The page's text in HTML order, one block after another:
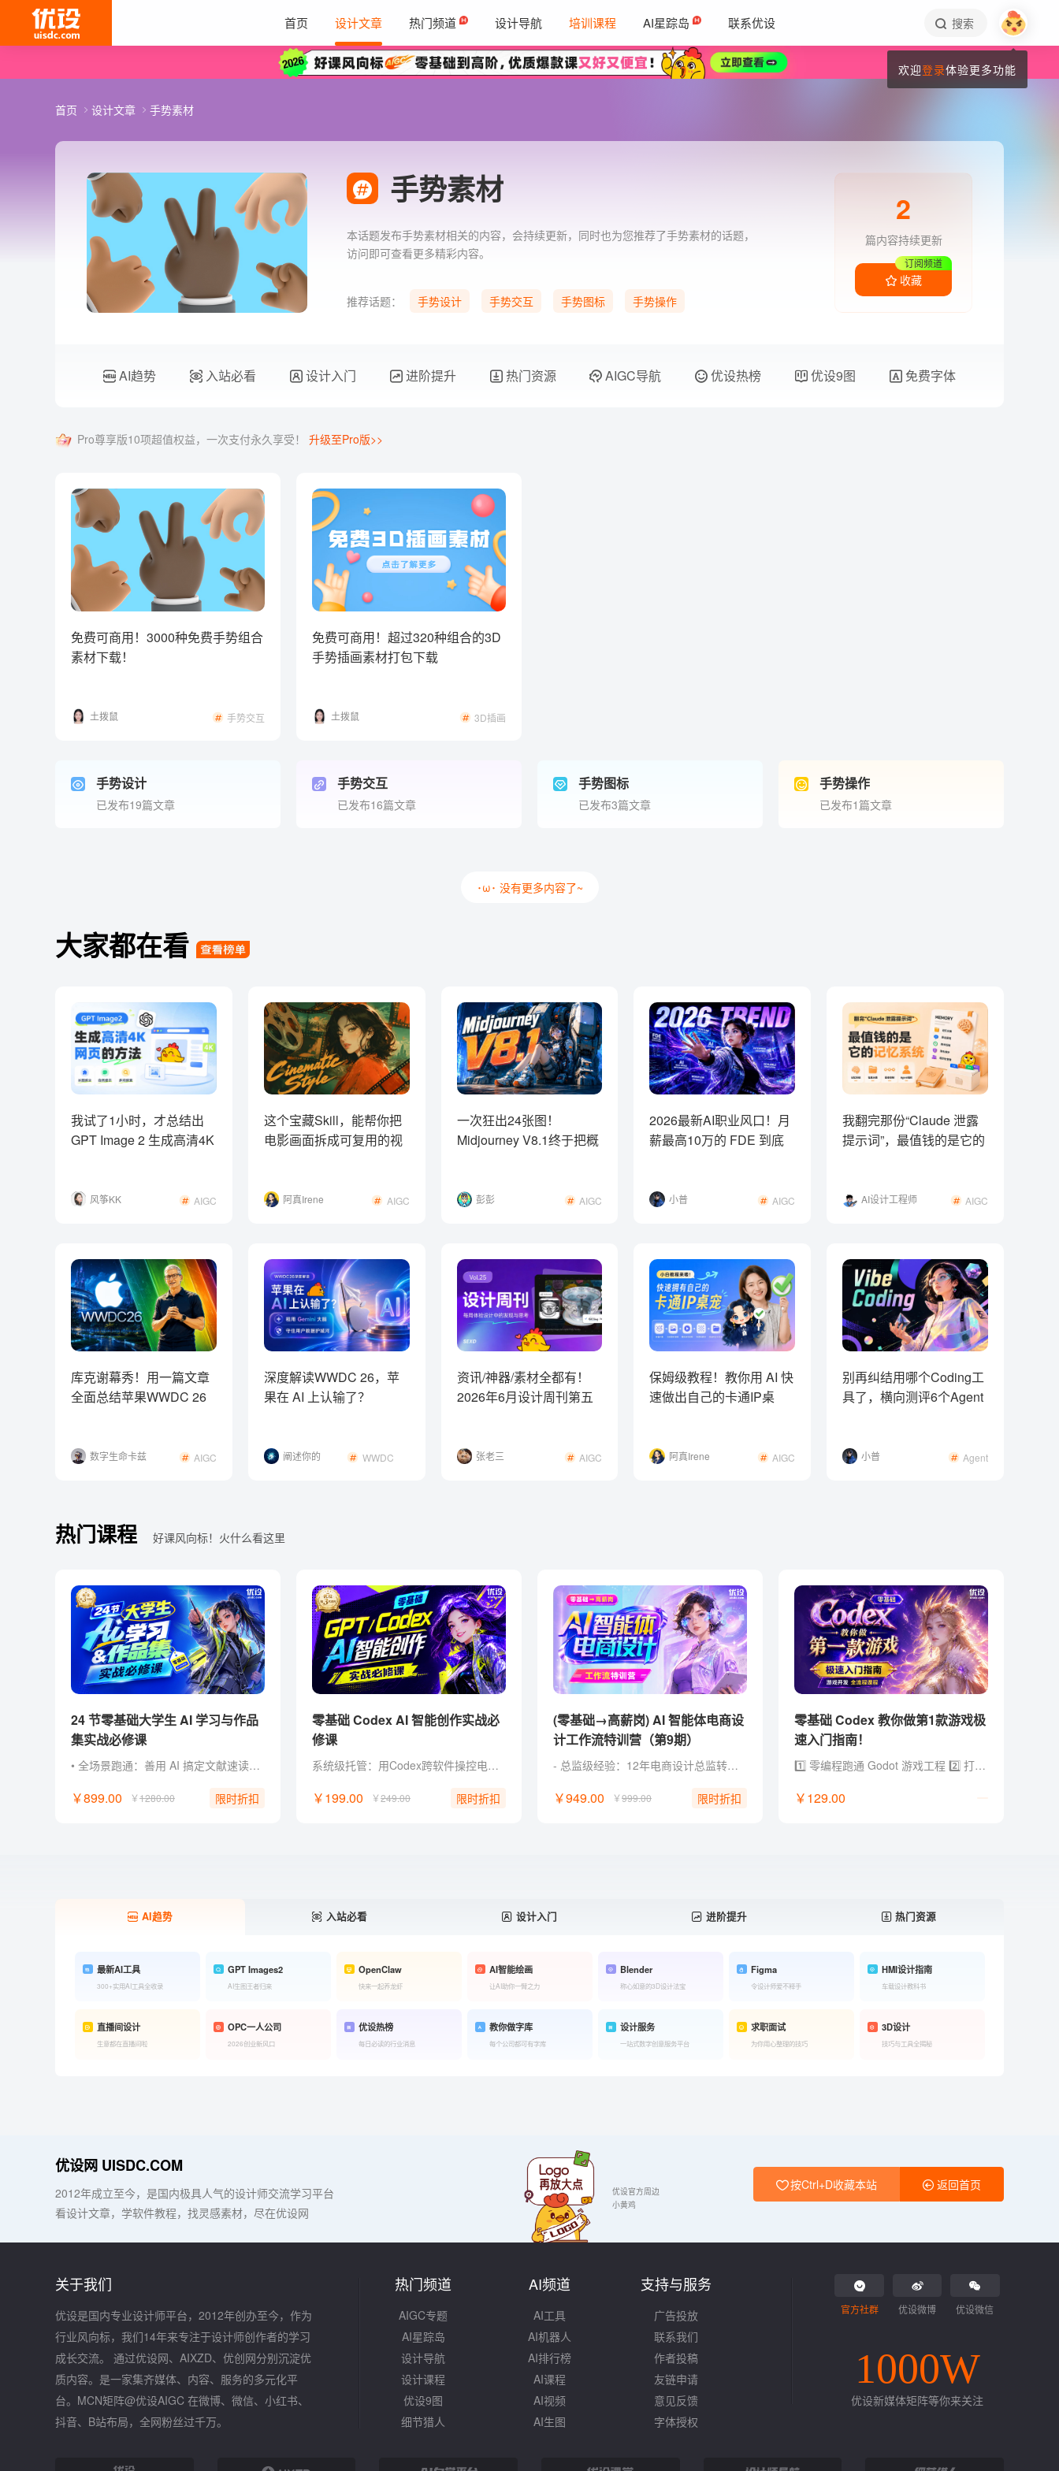
首页 设计文章 热门频道 设计导航 培训课程 AI星踪岛 联系优设 搜索
首页 设计文章 手势素材
手势素材 2
篇内容持续更新
收藏
订阅频道
本话题发布手势素材相关的内容，会持续更新，同时也为您推荐了手势素材的话题，
访问即可查看更多精彩内容。
推荐话题： 手势设计 手势交互 手势图标
手势操作
AI趋势 入站必看 设计入门 进阶提升 热门资源 AIGC导航 优设热榜 优设9图 免费字体
Pro尊享版10项超值权益，一次支付永久享受！ 升级至Pro版>>
免费可商用！3000种免费手势组合
素材下载！
土拨鼠 手势交互
免费可商用！超过320种组合的3D
手势插画素材打包下载
土拨鼠 3D插画
手势设计
已发布19篇文章
手势交互
已发布16篇文章
手势图标
已发布3篇文章
手势操作
已发布1篇文章
･ω･ 没有更多内容了~
大家都在看
我试了1小时，才总结出
GPT Image 2 生成高清4K
风筝KK AIGC
这个宝藏Skill，能帮你把
电影画面拆成可复用的视
阿真Irene AIGC
一次狂出24张图！
Midjourney V8.1终于把概
彭彭 AIGC
2026最新AI职业风口！月
薪最高10万的 FDE 到底
小普 AIGC
我翻完那份“Claude 泄露
提示词”，最值钱的是它的
AI设计工程师
AIGC
库克谢幕秀！用一篇文章
全面总结苹果WWDC 26
数字生命卡兹
AIGC
深度解读WWDC 26，苹
果在 AI 上认输了？
阐述你的
WWDC
资讯/神器/素材全都有！
2026年6月设计周刊第五
张老三 AIGC
保姆级教程！教你用 AI 快
速做出自己的卡通IP桌
阿真Irene AIGC
别再纠结用哪个Coding工
具了，横向测评6个Agent
小普 Agent
热门课程 好课风向标！火什么看这里
24 节零基础大学生 AI 学习与作品
集实战必修课
• 全场景跑通：善用 AI 搞定文献速读、课堂汇报、社团策划与作品集！ • 零经验门槛：零基础掌握主流 AI 工具玩法，轻松制作惊艳 AI 作品。 • 作品集打造：将作品与项目经历升级为作品集，直接用于简历与面试！ • 创作超能力：不被专业束缚， 掌握先进 AI 工作流，成为独立内容创作者！ • 独家福利：附赠提示词指令包、PPT 排版框架、案例模板与面试自述话术。
￥899.00 ￥1280.00 限时折扣
零基础 Codex AI 智能创作实战必
修课
系统级托管：用Codex跨软件操控电脑，一键接管机械杂活。 零代码实战：命令Codex自制Web工具，普通人无痛跨界开发。 定制化外挂：训练Codex私有设计技能，自由组装商业提效流。 批量化出图：自制Canvas工具，一键打包合成商业延展图包。 独家福利： 附赠收录30+Skill 和 AI提示词典，可交互即开即用。
￥199.00 ￥249.00 限时折扣
(零基础→高薪岗) AI 智能体电商设
计工作流特训营（第9期）
- 总监级经验：12年电商设计总监转型实战经验，拒绝堆砌参数，直击商用落地 - 黄金全链路：AI Agent x Skill × 工作流，打通（方法论 + 创意 + 视觉 + 电商全链路 + 求职作品集） - 提效流水线：定制流程 AI 加持，用提效批量化设计工具与方法实现能效翻倍 - 资源库更新：2026年电商/视觉/创作类 AI 工具与工作流资源库，持续更新迭代 - 独家福利：附赠 AI 提示词文档/说明书+作品集参考，支撑商业案例快速落地和求职晋升
￥949.00 ￥999.00 限时折扣
零基础 Codex 教你做第1款游戏极
速入门指南！
1️⃣ 零编程跑通 Godot 游戏工程 2️⃣ 打通 GPT、即梦、Lovart、Codex、Godot 工具链 3️⃣ 把零散 AI 素材整合成可交互、可运行的游戏项目 4️⃣ 配套提示词、开发模板、skill 文档和学习群答疑
￥129.00
AI趋势 入站必看 设计入门 进阶提升 热门资源
最新AI工具
300+实用AI工具全收录
GPT Images2
AI生图王者归来
OpenClaw
快来一起养龙虾
AI智能绘画
让AI助你一臂之力
Blender
称心如意的3D设计法宝
Figma
令设计师爱不释手
HMI设计指南
车载设计教科书
直播间设计
生意都在直播间啦
OPC一人公司
2026创业新风口
优设热榜
每日必读的行业消息
教你做字库
每个公司都可有字库
设计服务
一站式数字创意服务平台
求职面试
为你用心整理的技巧
3D设计
技巧与工具全揭秘
优设网 UISDC.COM
2012年成立至今，是国内极具人气的设计师交流学习平台
看设计文章，学软件教程，找灵感素材，尽在优设网
按Ctrl+D收藏本站 返回首页
优设官方周边
小黄鸡
关于我们
优设是国内专业设计师平台，2012年创办至今，作为
行业风向标，我们14年来专注于设计师创作者的学习
成长交流。 通过优设网、AIXZD、优创网分别沉淀优
质内容。是一家集齐媒体、内容、服务的多元化平
台。MCN矩阵@优设AIGC 在微博、微信、小红书、
抖音、B站布局，全网粉丝过千万。
热门频道
AIGC专题
AI星踪岛
设计导航
设计课程
优设9图
细节猎人
AI频道
AI工具
AI机器人
AI排行榜
AI课程
AI视频
AI生图
支持与服务
广告投放
联系我们
作者投稿
友链申请
意见反馈
字体授权
官方社群 优设微博 优设微信
1000W
优设新媒体矩阵等你来关注
欢迎登录体验更多功能